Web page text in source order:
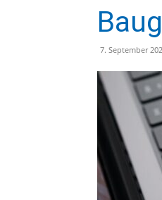
7. September